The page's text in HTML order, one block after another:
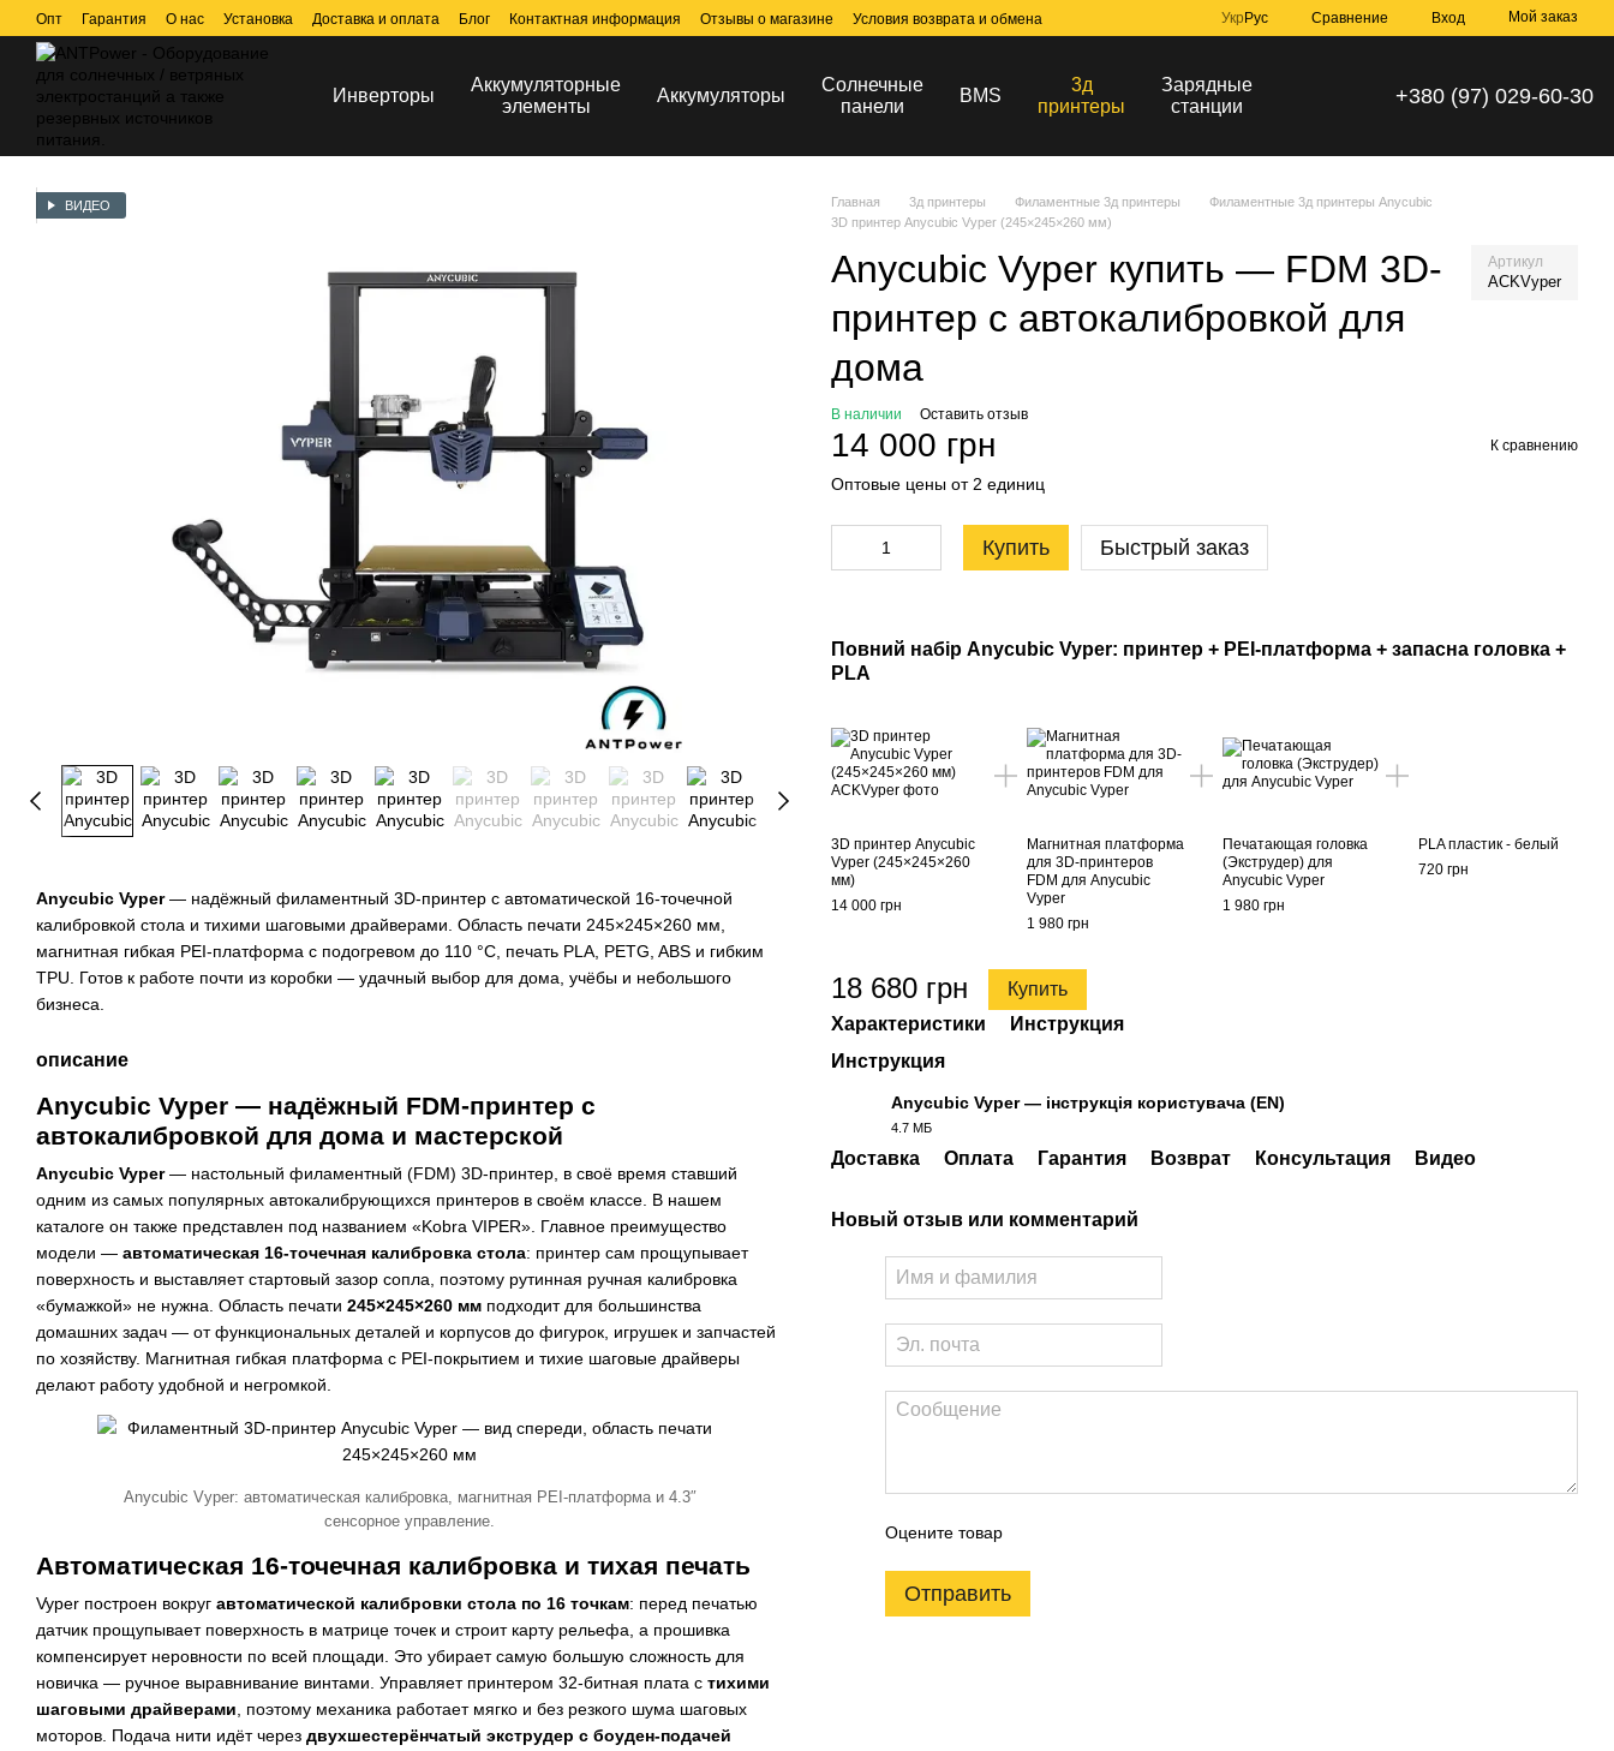
Перейти к основному контенту
Опт Гарантия О нас Установка Доставка и оплата Блог Контактная информация Отзывы о магазине Условия возврата и обмена Укр Рус Сравнение Вход Мой заказ
Инверторы
Аккумуляторные
элементы
Аккумуляторы
Солнечные
панели
BMS
3д
принтеры
Зарядные
станции
+380 (97) 029-60-30
ВИДЕО
Anycubic Vyper— надёжный филаментный 3D-принтер с автоматической 16-точечной
калибровкой стола и тихими шаговыми драйверами. Область печати 245×245×260 мм,
магнитная гибкая PEI-платформа с подогревом до 110 °C, печать PLA, PETG, ABS и гибким
TPU. Готов к работе почти из коробки — удачный выбор для дома, учёбы и небольшого
бизнеса.
описание
Anycubic Vyper — надёжный FDM-принтер с
автокалибровкой для дома и мастерской
Anycubic Vyper— настольный филаментный (FDM) 3D-принтер, в своё время ставший
одним из самых популярных автокалибрующихся принтеров в своём классе. В нашем
каталоге он также представлен под названием «Kobra VIPER». Главное преимущество
модели — автоматическая 16-точечная калибровка стола: принтер сам прощупывает
поверхность и выставляет стартовый зазор сопла, поэтому рутинная ручная калибровка
«бумажкой» не нужна. Область печати 245×245×260 мм подходит для большинства
домашних задач — от функциональных деталей и корпусов до фигурок, игрушек и запчастей
по хозяйству. Магнитная гибкая платформа с PEI-покрытием и тихие шаговые драйверы
делают работу удобной и негромкой.
Anycubic Vyper: автоматическая калибровка, магнитная PEI-платформа и 4.3″
сенсорное управление.
Автоматическая 16-точечная калибровка и тихая печать
Vyper построен вокруг автоматической калибровки стола по 16 точкам: перед печатью
датчик прощупывает поверхность в матрице точек и строит карту рельефа, а прошивка
компенсирует неровности по всей площади. Это убирает самую большую сложность для
новичка — ручное выравнивание винтами. Управляет принтером 32-битная плата с тихими
шаговыми драйверами, поэтому механика работает мягко и без резкого шума шаговых
моторов. Подача нити идёт через двухшестерёнчатый экструдер с боуден-подачей
Главная 3д принтеры Филаментные 3д принтеры
Филаментные 3д принтеры Anycubic
3D принтер Anycubic Vyper (245×245×260 мм)
Anycubic Vyper купить — FDM 3D-
принтер с автокалибровкой для
дома
Артикул
ACKVyper
В наличии Оставить отзыв
14 000 грн К сравнению
Оптовые цены от 2 единиц
Купить Быстрый заказ
Повний набір Anycubic Vyper: принтер + PEI-платформа + запасна головка +
PLA
3D принтер Anycubic
Vyper (245×245×260
мм)
14 000 грн
Магнитная платформа
для 3D-принтеров
FDM для Аnycubic
Vyper
1 980 грн
Печатающая головка
(Экструдер) для
Anycubic Vyper
1 980 грн
PLA пластик - белый
720 грн
18 680 грн
Купить
Характеристики
Инструкция
Инструкция
Anycubic Vyper — інструкція користувача (EN)
4.7 МБ
Доставка Оплата Гарантия Возврат Консультация Видео
Новый отзыв или комментарий
Оцените товар
Отправить